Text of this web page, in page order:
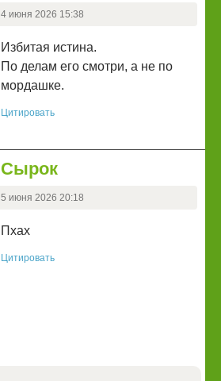
4 июня 2026 15:38
Избитая истина.
По делам его смотри, а не по
мордашке.
Цитировать
Сырок
5 июня 2026 20:18
Пхах
Цитировать